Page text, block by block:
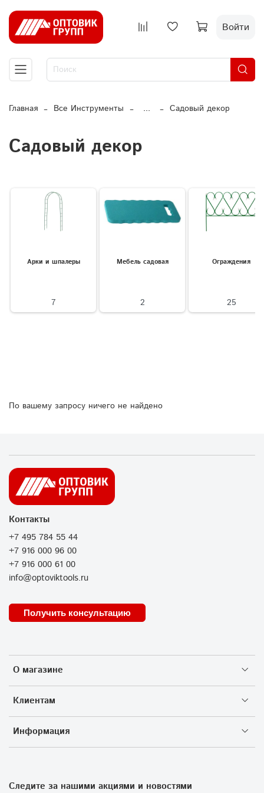
Войти
Главная Все Инструменты ... Садовый декор
Садовый декор
Арки и шпалеры
7
Мебель садовая
2
Ограждения
25
По вашему запросу ничего не найдено
О магазине
Клиентам
Информация
Контакты
+7 495 784 55 44
+7 916 000 96 00
+7 916 000 61 00
info@optoviktools.ru
Получить консультацию
Следите за нашими акциями и новостями